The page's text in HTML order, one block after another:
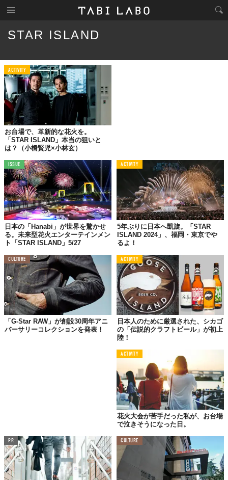
STAR ISLAND
ACTIVITY
お台場で、革新的な花火を。
「STAR ISLAND」本当の狙いと
は？（小橋賢児×小林玄）
ISSUE
日本の「Hanabi」が世界を驚かせ
る。未来型花火エンターテインメン
ト「STAR ISLAND」5/27
ACTIVITY
5年ぶりに日本へ凱旋。「STAR
ISLAND 2024」、福岡・東京でや
るよ！
CULTURE
「G-Star RAW」が創設30周年アニ
バーサリーコレクションを発表！
ACTIVITY
日本人のために厳選された、シカゴ
の「伝説的クラフトビール」が初上
陸！
ACTIVITY
花火大会が苦手だった私が、お台場
で泣きそうになった日。
PR CULTURE